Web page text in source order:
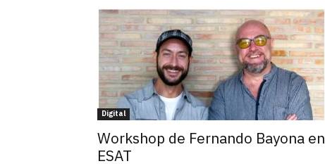
Digital
Workshop de Fernando Bayona en
ESAT